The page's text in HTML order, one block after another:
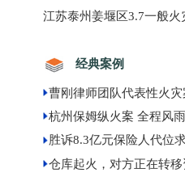
江苏泰州姜堰区3.7一般火
经典案例
曹刚律师团队代表性火灾
杭州保姆纵火案 全程风
胜诉8.3亿元保险人代位